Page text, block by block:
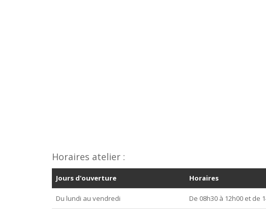
Horaires atelier :
Jours d'ouverture Horaires
Du lundi au vendredi De 08h30 à 12h00 et de